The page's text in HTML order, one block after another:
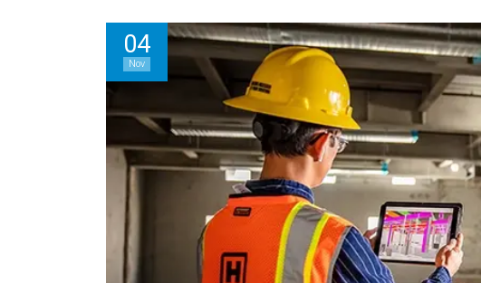
04
Nov